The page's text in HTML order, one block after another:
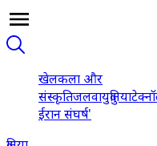
खेलकला और
संस्कृतिजलवायुदुनिया
ईरान संघर्ष'